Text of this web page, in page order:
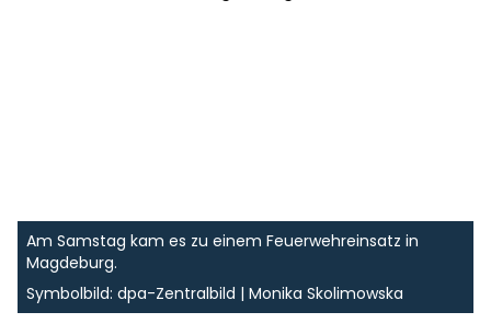
Am Samstag kam es zu einem Feuerwehreinsatz in
Magdeburg.
Symbolbild: dpa-Zentralbild | Monika Skolimowska